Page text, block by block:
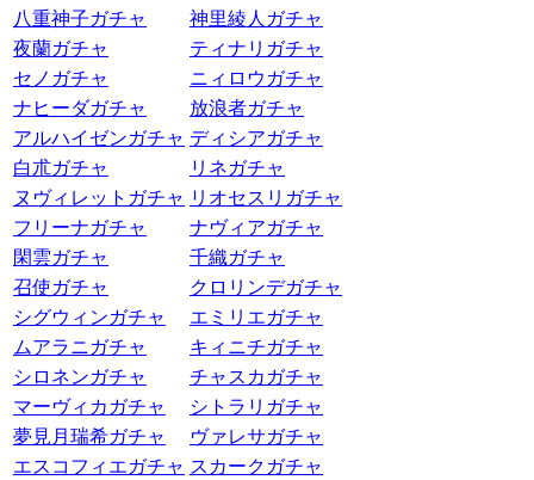
八重神子ガチャ
神里綾人ガチャ
夜蘭ガチャ
ティナリガチャ
セノガチャ
ニィロウガチャ
ナヒーダガチャ
放浪者ガチャ
アルハイゼンガチャ ディシアガチャ
白朮ガチャ
リネガチャ
ヌヴィレットガチャ リオセスリガチャ
フリーナガチャ
ナヴィアガチャ
閑雲ガチャ
千織ガチャ
召使ガチャ
クロリンデガチャ
シグウィンガチャ
エミリエガチャ
ムアラニガチャ
キィニチガチャ
シロネンガチャ
チャスカガチャ
マーヴィカガチャ
シトラリガチャ
夢見月瑞希ガチャ
ヴァレサガチャ
エスコフィエガチャ スカークガチャ